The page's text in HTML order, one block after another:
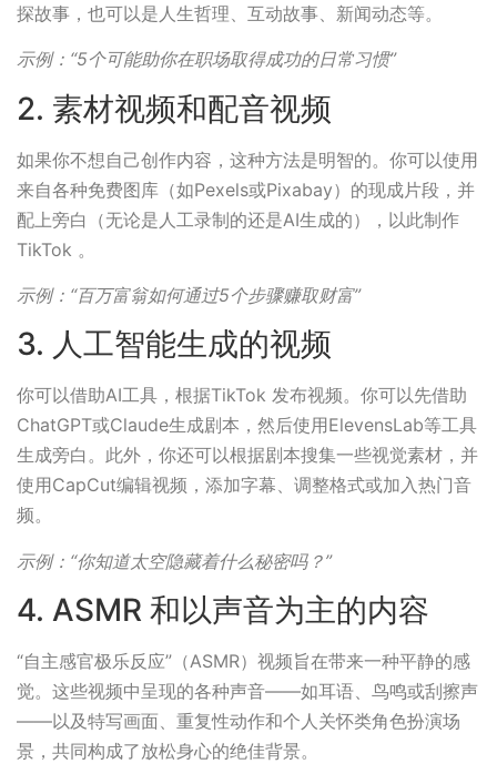
探故事，也可以是人生哲理、互动故事、新闻动态等。
示例：“5个可能助你在职场取得成功的日常习惯”
2. 素材视频和配音视频
如果你不想自己创作内容，这种方法是明智的。你可以使用
来自各种免费图库（如Pexels或Pixabay）的现成片段，并
配上旁白（无论是人工录制的还是AI生成的），以此制作
TikTok 。
示例：“百万富翁如何通过5个步骤赚取财富”
3. 人工智能生成的视频
你可以借助AI工具，根据TikTok 发布视频。你可以先借助
ChatGPT或Claude生成剧本，然后使用ElevensLab等工具
生成旁白。此外，你还可以根据剧本搜集一些视觉素材，并
使用CapCut编辑视频，添加字幕、调整格式或加入热门音
频。
示例：“你知道太空隐藏着什么秘密吗？”
4. ASMR 和以声音为主的内容
“自主感官极乐反应”（ASMR）视频旨在带来一种平静的感
觉。这些视频中呈现的各种声音——如耳语、鸟鸣或刮擦声
——以及特写画面、重复性动作和个人关怀类角色扮演场
景，共同构成了放松身心的绝佳背景。